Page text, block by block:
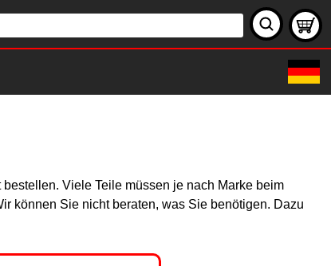
Viele Teile müssen je nach Marke beim
können Sie nicht beraten, was Sie benötigen. Dazu